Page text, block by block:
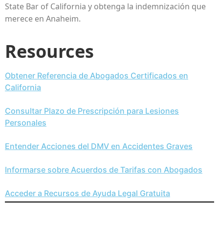
State Bar of California y obtenga la indemnización que
merece en Anaheim.
Resources
Obtener Referencia de Abogados Certificados en
California
Consultar Plazo de Prescripción para Lesiones
Personales
Entender Acciones del DMV en Accidentes Graves
Informarse sobre Acuerdos de Tarifas con Abogados
Acceder a Recursos de Ayuda Legal Gratuita